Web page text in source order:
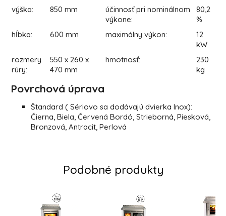
výška: 850 mm
účinnosť pri nominálnom
výkone:
80,2
%
hĺbka:
600 mm maximálny výkon:
12
kW
rozmery
rúry:
550 x 260 x
470 mm
hmotnosť:
230
kg
Povrchová úprava
Štandard ( Sériovo sa dodávajú dvierka Inox):
Čierna, Biela, Červená Bordó, Strieborná, Piesková,
Bronzová, Antracit, Perlová
Podobné produkty